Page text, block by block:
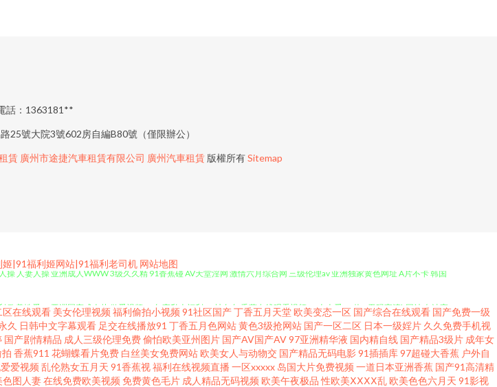
話：1363181**
25號大院3號602房自編B80號（僅限辦公）
賃 廣州市途捷汽車租賃有限公司 廣州汽車租賃版權所有Sitemap
|91福利姬网站|91福利老司机 网站地图
人妻人操 亚洲成人WWW 3级久久精 91香蕉碰 AV天堂淫网 激情六月综合网 三级伦理av 亚洲独家黄色网址 A片不卡 韩国
导航 69福利社 91日本在线视频 操欧美老女人 东方成人AV综合 激情福利网 另类图综丁香五月 日韩成人剧场 探花国产综合
在线观看 午夜导航 自慰五区 91碰在线观看 99超碰人 豆花福利导航 韩国操逼网 九九热这里只 欧美日韩啪啪 日本理论影院
区在线观看 美女伦理视频 福利偷拍小视频 91社区国产丁香五月天堂欧美变态一区 国产综合在线观看 国产免费一级
久 日韩中文字幕观看 足交在线播放91 丁香五月色网站黄色3级抢网站 国产一区二区 日本一级婬片 久久免费手机视
国产剧情精品 成人三级伦理免费偷怕欧美亚州图片 国产AV国产AV97亚洲精华液 国内精自线 国产精品3级片 成年女
香蕉911 花蝴蝶看片免费 白丝美女免费网站欧美女人与动物交 国产精品无码电影91插插库97超碰大香蕉 户外自
爱视频 乱伦熟女五月天 91香蕉视福利在线视频直播 一区xxxxx 岛国大片免费视频 一道日本亚洲香蕉 国产91高清精
色图人妻在线免费欧美视频 免费黄色毛片 成人精品无码视频 欧美午夜极品 性欧美ⅩⅩⅩⅩ乱欧美色色六月天 91影视